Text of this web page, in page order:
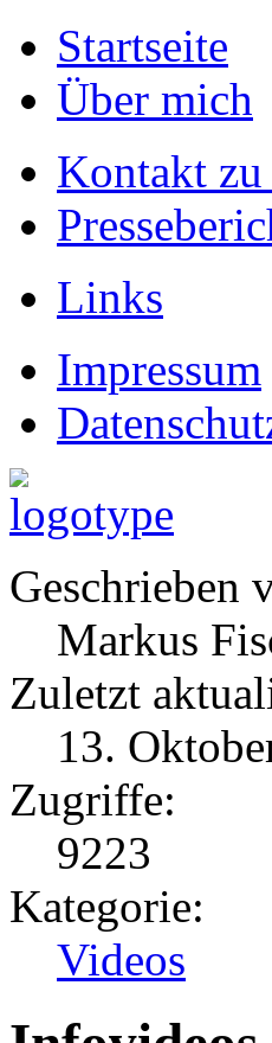
Startseite
Über mich
Kontakt
Links
Impressum
Geschrieben
Markus
Zuletzt
13.
Zugriffe:
9223
Kategorie:
Videos